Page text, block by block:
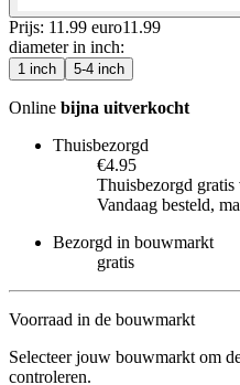
Prijs: 11.99 euro11 .99
diameter in inch:
1 inch 5-4 inch
Online bijna uitverkocht
Thuisbezorgd
€4.95
Thuisbezorgd gratis
Vandaag besteld,
Bezorgd in bouwmarkt
gratis
Voorraad in de bouwmarkt
Selecteer jouw bouwmarkt om
controleren.